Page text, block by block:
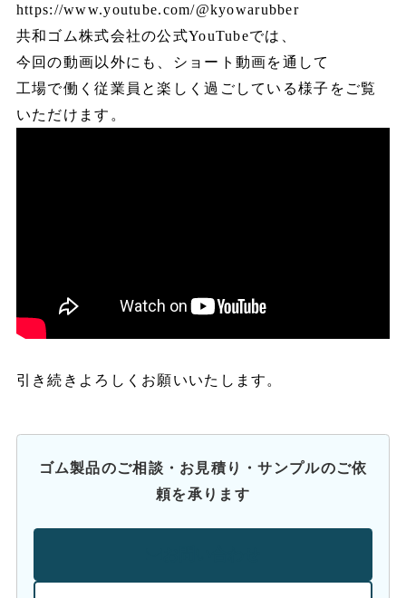
https://www.youtube.com/@kyowarubber
共和ゴム株式会社の公式YouTubeでは、
今回の動画以外にも、ショート動画を通して
工場で働く従業員と楽しく過ごしている様子をご覧
いただけます。
引き続きよろしくお願いいたします。
ゴム製品のご相談・お見積り・サンプルのご依
頼を承ります